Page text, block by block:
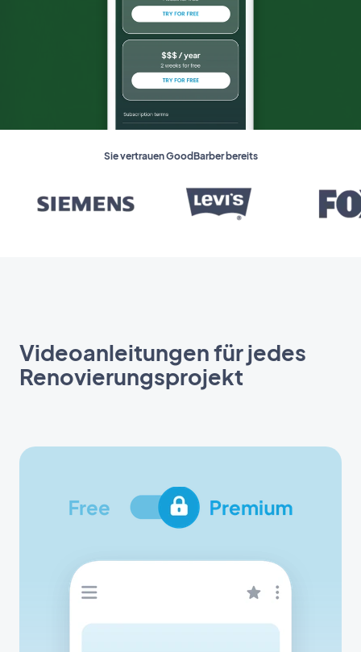
Sie vertrauen GoodBarber bereits
Videoanleitungen für jedes
Renovierungsprojekt